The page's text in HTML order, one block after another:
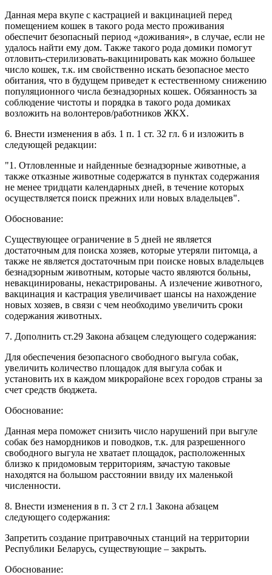
Данная мера вкупе с кастрацией и вакцинацией перед
помещением кошек в такого рода место проживания
обеспечит безопасный период «доживания», в случае, если не
удалось найти ему дом. Также такого рода домики помогут
отловить-стерилизовать-вакцинировать как можно большее
число кошек, т.к. им свойственно искать безопасное место
обитания, что в будущем приведет к естественному снижению
популяционного числа безнадзорных кошек. Обязанность за
соблюдение чистоты и порядка в такого рода домиках
возложить на волонтеров/работников ЖКХ.
6. Внести изменения в абз. 1 п. 1 ст. 32 гл. 6 и изложить в
следующей редакции:
"1. Отловленные и найденные безнадзорные животные, а
также отказные животные содержатся в пунктах содержания
не менее тридцати календарных дней, в течение которых
осуществляется поиск прежних или новых владельцев".
Обоснование:
Существующее ограничение в 5 дней не является
достаточным для поиска хозяев, которые утеряли питомца, а
также не является достаточным при поиске новых владельцев
безнадзорным животным, которые часто являются больны,
невакцинированы, некастрированы. А излечение животного,
вакцинация и кастрация увеличивает шансы на нахождение
новых хозяев, в связи с чем необходимо увеличить сроки
содержания животных.
7. Дополнить ст.29 Закона абзацем следующего содержания:
Для обеспечения безопасного свободного выгула собак,
увеличить количество площадок для выгула собак и
установить их в каждом микрорайоне всех городов страны за
счет средств бюджета.
Обоснование:
Данная мера поможет снизить число нарушений при выгуле
собак без намордников и поводков, т.к. для разрешенного
свободного выгула не хватает площадок, расположенных
близко к придомовым территориям, зачастую таковые
находятся на большом расстоянии ввиду их маленькой
численности.
8. Внести изменения в п. 3 ст 2 гл.1 Закона абзацем
следующего содержания:
Запретить создание притравочных станций на территории
Республики Беларусь, существующие – закрыть.
Обоснование: